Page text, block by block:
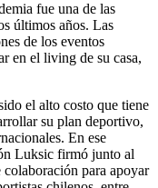
fue una de las
últimos años. Las
de los eventos
en el living de su casa,
el alto costo que tiene
su plan deportivo,
En ese
Luksic firmó junto al
para apoyar